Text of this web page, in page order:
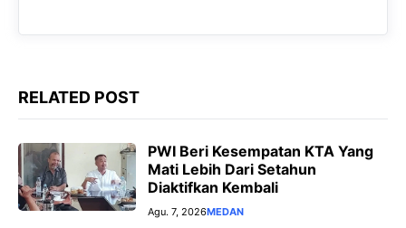
r
RELATED POST
PWI Beri Kesempatan KTA Yang
Mati Lebih Dari Setahun
Diaktifkan Kembali
Agu. 7, 2026MEDAN